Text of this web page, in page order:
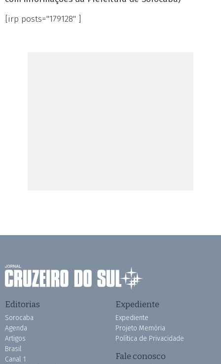
[irp posts="179128" ]
Editorias
Sorocaba
Agenda
Artigos
Brasil
Canal 1
Expediente
Expediente
Projeto Memória
Política de Privacidade
Fale conosco